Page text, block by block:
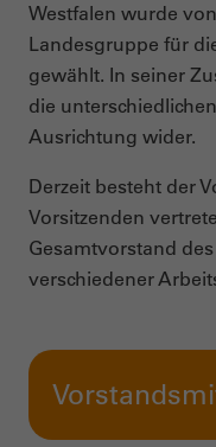
Westfalen wurde
Landesgruppe für
gewählt. In seiner
die
Ausrichtung wider.
Derzeit besteht der
Vorsitzenden
Gesamtvorstand
verschiedener